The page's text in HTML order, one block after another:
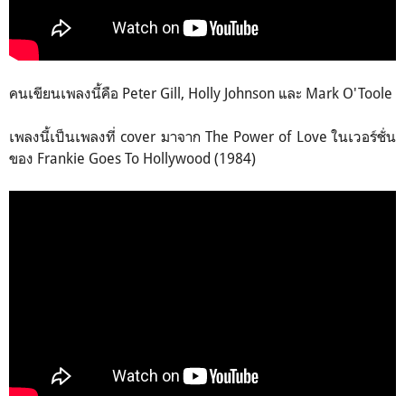
คนเขียนเพลงนี้คือ Peter Gill, Holly Johnson และ Mark O'Toole
เพลงนี้เป็นเพลงที่ cover มาจาก The Power of Love ในเวอร์ชั่น
ของ Frankie Goes To Hollywood (1984)